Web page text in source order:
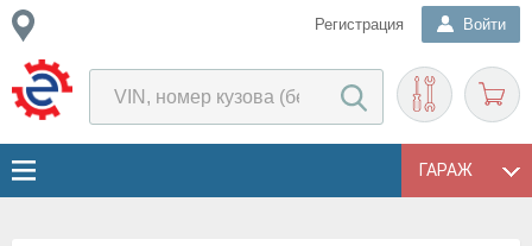
Регистрация Войти
ГАРАЖ